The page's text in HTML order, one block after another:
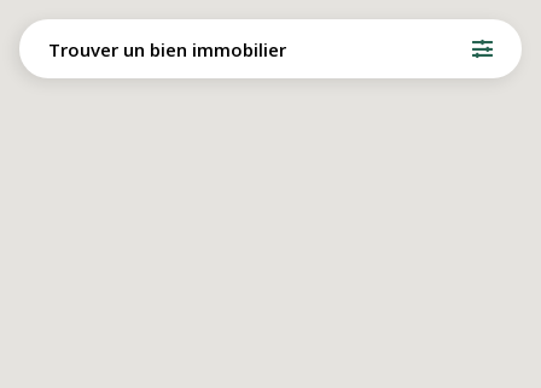
Trouver un bien immobilier